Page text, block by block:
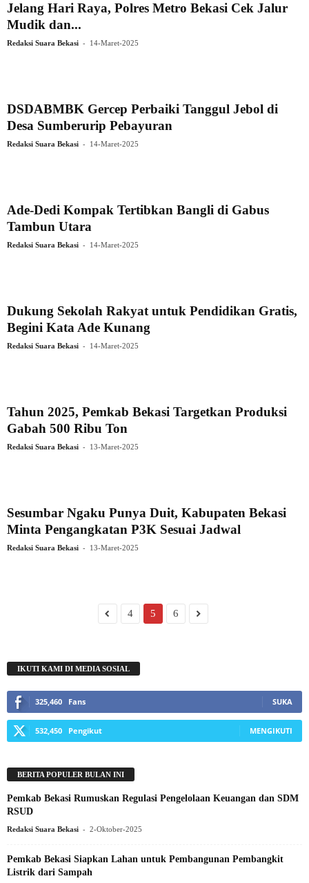
Jelang Hari Raya, Polres Metro Bekasi Cek Jalur
Mudik dan...
Redaksi Suara Bekasi - 14-Maret-2025
DSDABMBK Gercep Perbaiki Tanggul Jebol di
Desa Sumberurip Pebayuran
Redaksi Suara Bekasi - 14-Maret-2025
Ade-Dedi Kompak Tertibkan Bangli di Gabus
Tambun Utara
Redaksi Suara Bekasi - 14-Maret-2025
Dukung Sekolah Rakyat untuk Pendidikan Gratis,
Begini Kata Ade Kunang
Redaksi Suara Bekasi - 14-Maret-2025
Tahun 2025, Pemkab Bekasi Targetkan Produksi
Gabah 500 Ribu Ton
Redaksi Suara Bekasi - 13-Maret-2025
Sesumbar Ngaku Punya Duit, Kabupaten Bekasi
Minta Pengangkatan P3K Sesuai Jadwal
Redaksi Suara Bekasi - 13-Maret-2025
4 5 6
IKUTI KAMI DI MEDIA SOSIAL
325,460 Fans SUKA
532,450 Pengikut MENGIKUTI
BERITA POPULER BULAN INI
Pemkab Bekasi Rumuskan Regulasi Pengelolaan Keuangan dan SDM
RSUD
Redaksi Suara Bekasi - 2-Oktober-2025
Pemkab Bekasi Siapkan Lahan untuk Pembangunan Pembangkit
Listrik dari Sampah